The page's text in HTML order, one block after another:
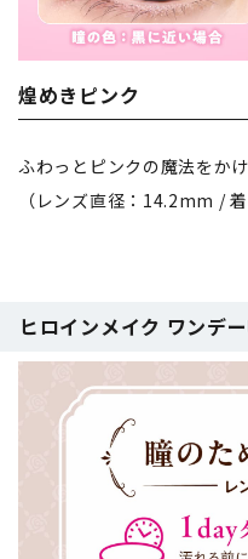
煌めきピンク
ふわっとピンクの魔法をか
（レンズ直径：14.2mm /
ヒロインメイク ワンデ